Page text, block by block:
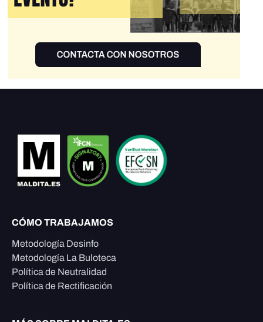
CÓMO TRABAJAMOS
Metodología Desinfo
Metodología La Buloteca
Política de Neutralidad
Política de Rectificación